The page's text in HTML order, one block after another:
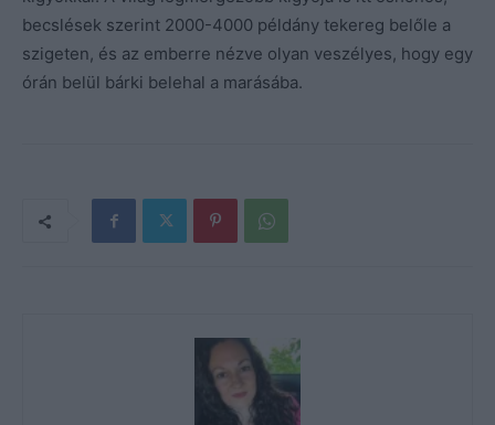
becslések szerint 2000-4000 példány tekereg belőle a
szigeten, és az emberre nézve olyan veszélyes, hogy egy
órán belül bárki belehal a marásába.